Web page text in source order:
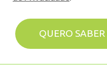
QUERO